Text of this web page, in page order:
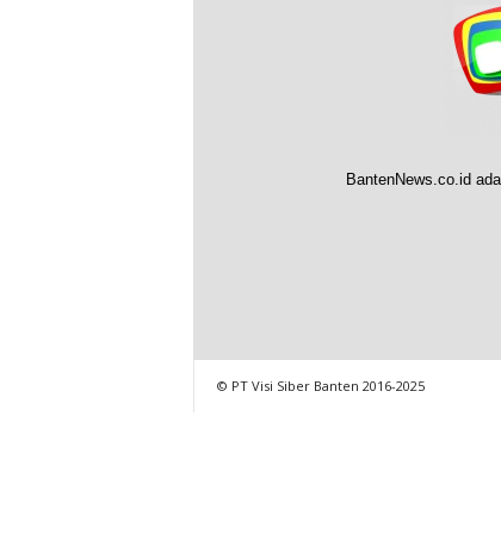
BantenNews.co.id
© PT Visi Siber Banten 2016-2025